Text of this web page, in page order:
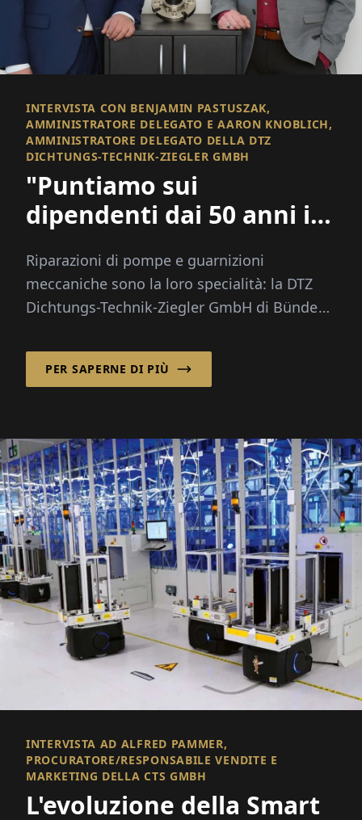
INTERVISTA CON BENJAMIN PASTUSZAK,
AMMINISTRATORE DELEGATO E AARON KNOBLICH,
AMMINISTRATORE DELEGATO DELLA DTZ
DICHTUNGS-TECHNIK-ZIEGLER GMBH
"Puntiamo sui
dipendenti dai 50 anni in
Riparazioni di pompe e guarnizioni
meccaniche sono la loro specialità: la DTZ
Dichtungs-Technik-Ziegler GmbH di Bünde
PER SAPERNE DI PIÙ
INTERVISTA AD ALFRED PAMMER,
PROCURATORE/RESPONSABILE VENDITE E
MARKETING DELLA CTS GMBH
L'evoluzione della Smart